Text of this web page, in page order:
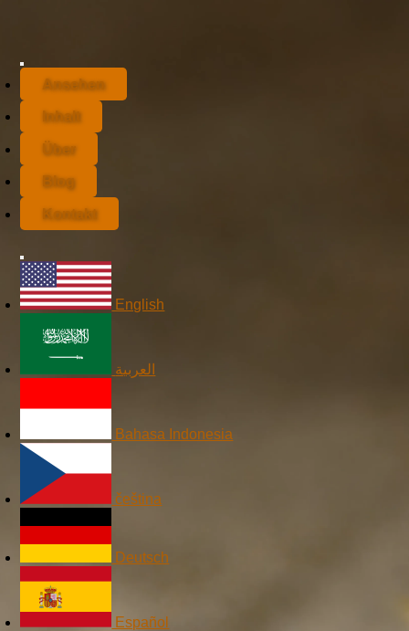
Ansehen
Inhalt
Über
Blog
Kontakt
English
العربية
Bahasa Indonesia
čeština
Deutsch
Español